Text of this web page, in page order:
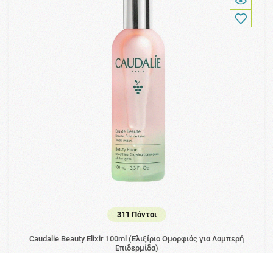
311 Πόντοι
Caudalie Beauty Elixir 100ml (Ελιξίριο Ομορφιάς για Λαμπερή
Επιδερμίδα)